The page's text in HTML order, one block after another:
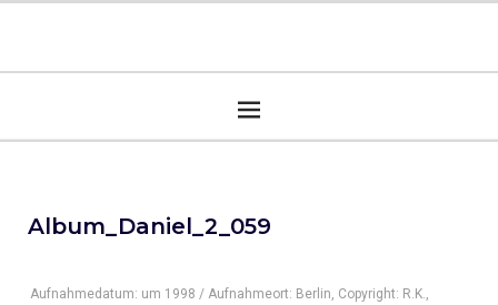
Album_Daniel_2_059
Aufnahmedatum: um 1998 / Aufnahmeort: Berlin, Copyright: R.K.,